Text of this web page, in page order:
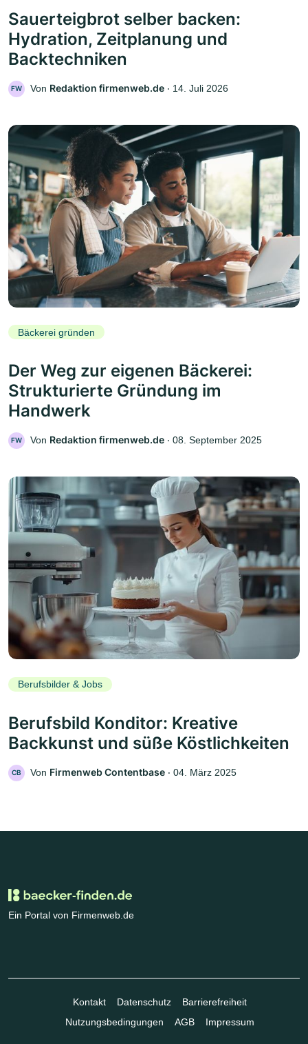
Sauerteigbrot selber backen:
Hydration, Zeitplanung und
Backtechniken
FW Von Redaktion firmenweb.de ‧ 14. Juli 2026
Bäckerei gründen
Der Weg zur eigenen Bäckerei:
Strukturierte Gründung im
Handwerk
FW Von Redaktion firmenweb.de ‧ 08. September 2025
Berufsbilder & Jobs
Berufsbild Konditor: Kreative
Backkunst und süße Köstlichkeiten
CB Von Firmenweb Contentbase ‧ 04. März 2025
Ein Portal von Firmenweb.de
Kontakt Datenschutz
Barrierefreiheit
Nutzungsbedingungen
AGB Impressum